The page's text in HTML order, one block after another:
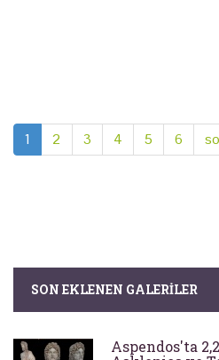
1 2 3 4 5 6
SON EKLENEN GALERILER
Aspendos'ta